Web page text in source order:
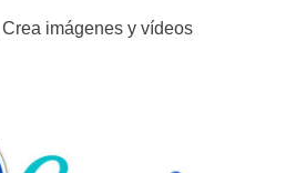
imágenes y vídeos